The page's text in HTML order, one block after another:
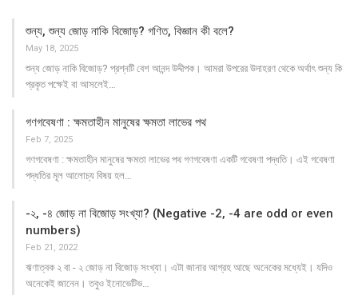
শুন্য, শুন্য জোড় নাকি বিজোড়? গণিত, বিজ্ঞান কী বলে?
May 18, 2025
শুন্য জোড় নাকি বিজোড়? প্রশ্নটি বেশ আনন্দ উদ্দীপক। আমরা উপরের উদাহরণ থেকে অর্থাৎ শুন্য কি
প্রকৃত পক্ষেই বা আসলেই…
গণগবেষণা : ক্ষমতাহীন মানুষের ক্ষমতা লাভের পথ
Feb 7, 2025
গণগবেষণা : ক্ষমতাহীন মানুষের ক্ষমতা লাভের পথ গণগবেষণা একটি গবেষণা পদ্ধতি। এই গবেষণা
পদ্ধতির মূল আলোচ্য বিষয় হল…
-২, -৪ জোড় না বিজোড় সংখ্যা? (Negative -2, -4 are odd or even
numbers)
Feb 21, 2022
ঋণাত্বক ২ বা - ২ জোড় না বিজোড় সংখ্যা। এটা জানার আগ্রহ আছে অনেকের মধ্যেই। যদিও
অনেকেই জানেন। তবুও ইনোভেটিভ…